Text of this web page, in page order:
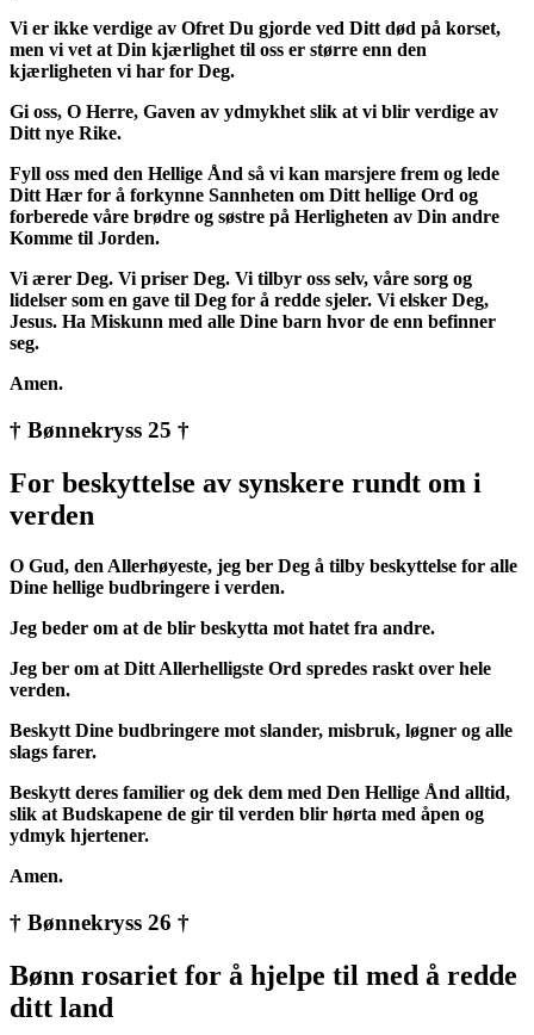
Vi er ikke verdige av Ofret Du gjorde ved Ditt død på korset,
men vi vet at Din kjærlighet til oss er større enn den
kjærligheten vi har for Deg.
Gi oss, O Herre, Gaven av ydmykhet slik at vi blir verdige av
Ditt nye Rike.
Fyll oss med den Hellige Ånd så vi kan marsjere frem og lede
Ditt Hær for å forkynne Sannheten om Ditt hellige Ord og
forberede våre brødre og søstre på Herligheten av Din andre
Komme til Jorden.
Vi ærer Deg. Vi priser Deg. Vi tilbyr oss selv, våre sorg og
lidelser som en gave til Deg for å redde sjeler. Vi elsker Deg,
Jesus. Ha Miskunn med alle Dine barn hvor de enn befinner
seg.
Amen.
† Bønnekryss 25 †
For beskyttelse av synskere rundt om i
verden
O Gud, den Allerhøyeste, jeg ber Deg å tilby beskyttelse for alle
Dine hellige budbringere i verden.
Jeg beder om at de blir beskytta mot hatet fra andre.
Jeg ber om at Ditt Allerhelligste Ord spredes raskt over hele
verden.
Beskytt Dine budbringere mot slander, misbruk, løgner og alle
slags farer.
Beskytt deres familier og dek dem med Den Hellige Ånd alltid,
slik at Budskapene de gir til verden blir hørta med åpen og
ydmyk hjertener.
Amen.
† Bønnekryss 26 †
Bønn rosariet for å hjelpe til med å redde
ditt land